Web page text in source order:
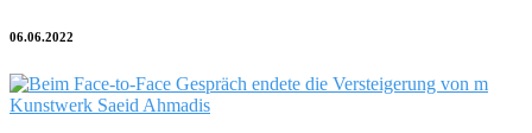
06.06.2022